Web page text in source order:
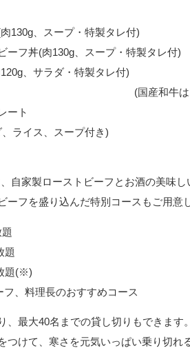
丼(肉130g、スープ・特製タレ付
ーフ丼(肉130g、スープ・特製タレ付)
(肉120g、サラダ・特製タレ付
牛は1,350
ート
ラダ、ライス、スープ付き)
自家製ローストビーフとお酒の美味し
ーフを盛り込んだ特別コースもご用意
題
題(※)
、料理長のおすすめコース
、最大40名までの貸し切りもできます。
つけて、寒さを元気いっぱい乗り切れ